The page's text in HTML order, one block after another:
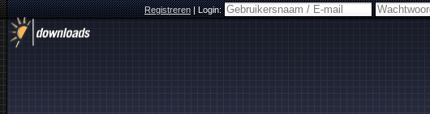
Registreren|Login: